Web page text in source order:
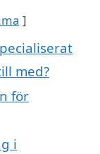
med?
för
i